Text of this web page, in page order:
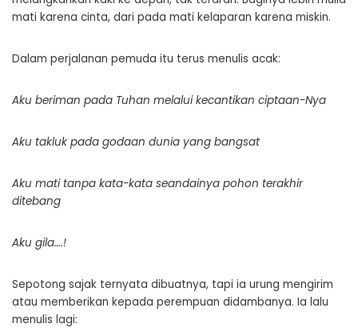
mati karena cinta, dari pada mati kelaparan karena miskin.
Dalam perjalanan pemuda itu terus menulis acak:
Aku beriman pada Tuhan melalui kecantikan ciptaan-Nya
Aku takluk pada godaan dunia yang bangsat
Aku mati tanpa kata-kata seandainya pohon terakhir
ditebang
Aku gila….!
Sepotong sajak ternyata dibuatnya, tapi ia urung mengirim
atau memberikan kepada perempuan didambanya. Ia lalu
menulis lagi: